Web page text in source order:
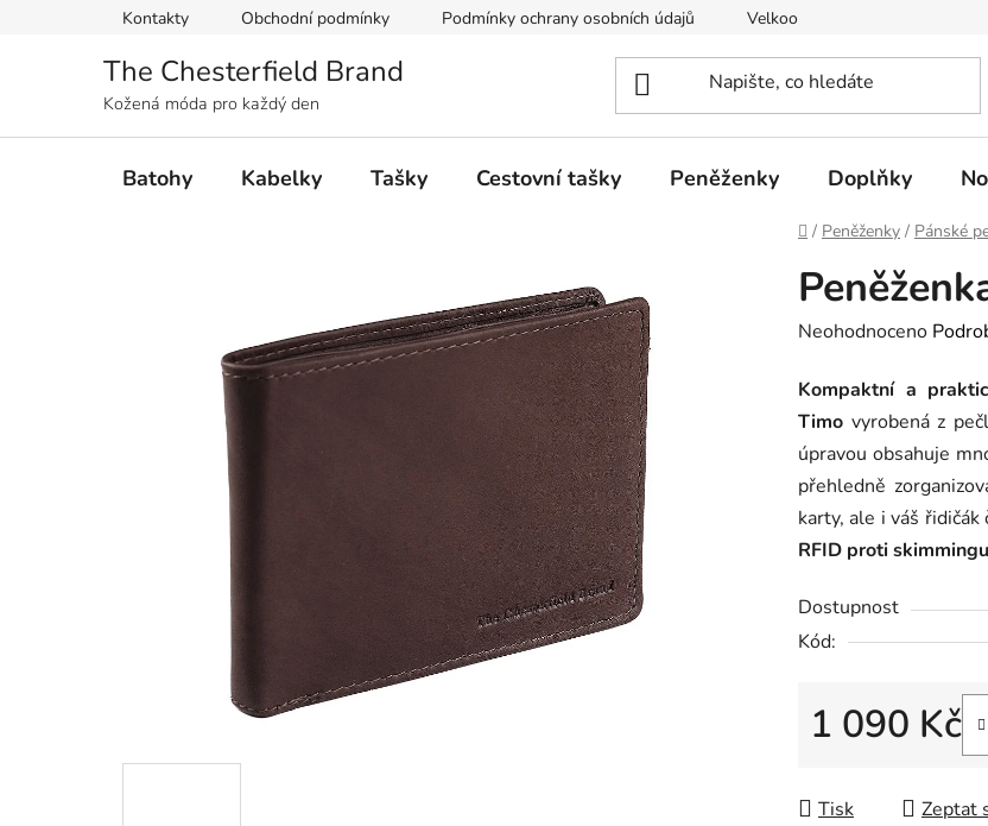
Kontakty Obchodní podmínky Podmínky ochrany osobních údajů Velkoobchod
The Chesterfield Brand
Kožená móda pro každý den
Batohy Kabelky Tašky Cestovní tašky Peněženky Doplňky
Domů
/ Peněženky / Pánské
Průměrné
produktu
je
0,0
z
5
hvězdiček.
Neohodnoceno
Kompaktní a
Timo vyrobená z
úpravou obsahuje
přehledně
karty, ale i váš
RFID proti
Dostupnost
Kód:
1 090 Kč
Tisk Zeptat